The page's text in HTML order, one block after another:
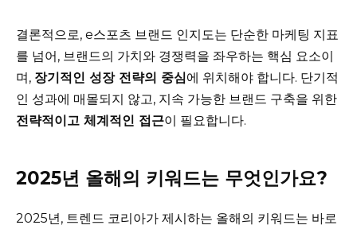
결론적으로, e스포츠 브랜드 인지도는 단순한 마케팅 지표
를 넘어, 브랜드의 가치와 경쟁력을 좌우하는 핵심 요소이
며, 장기적인 성장 전략의 중심에 위치해야 합니다. 단기적
인 성과에 매몰되지 않고, 지속 가능한 브랜드 구축을 위한
전략적이고 체계적인 접근이 필요합니다.
2025년 올해의 키워드는 무엇인가요?
2025년, 트렌드 코리아가 제시하는 올해의 키워드는 바로